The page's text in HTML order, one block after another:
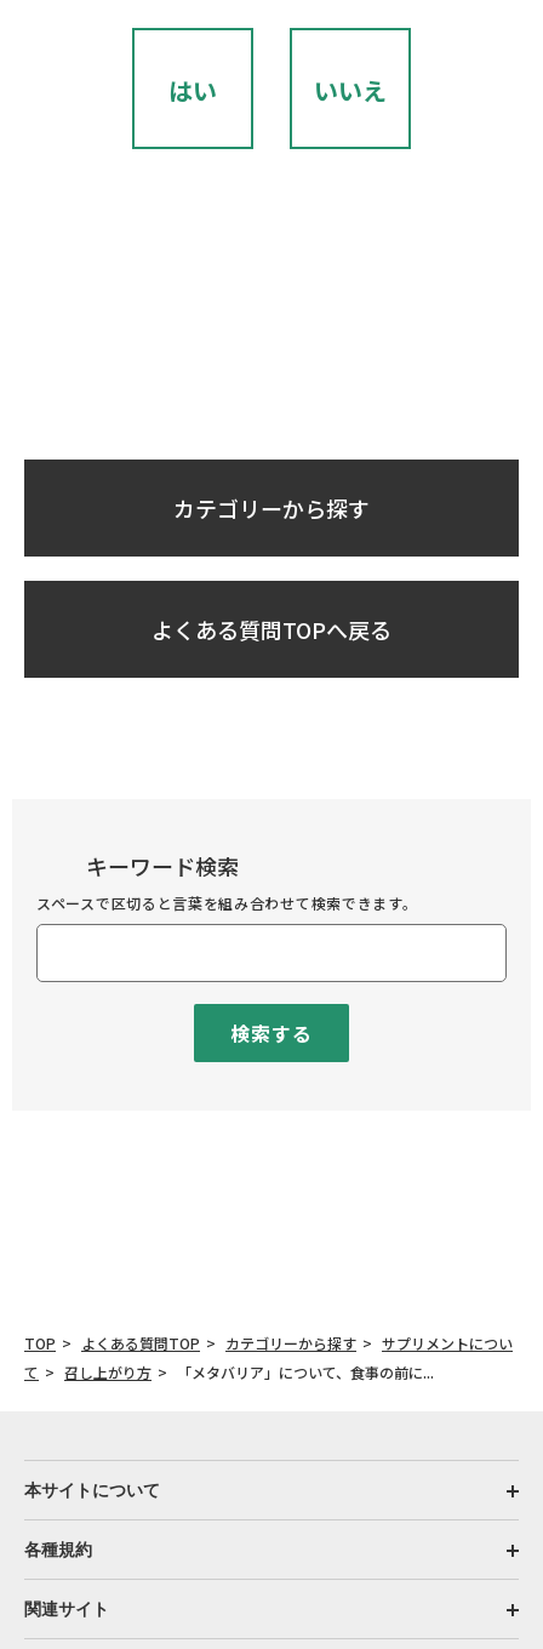
はい いいえ
カテゴリーから探す
よくある質問TOPへ戻る
キーワード検索
スペースで区切ると言葉を組み合わせて検索できます。
検索する
TOP よくある質問TOP カテゴリーから探す
サプリメントについ
て
召し上がり方 「メタバリア」について、食事の前に...
本サイトについて
各種規約
関連サイト